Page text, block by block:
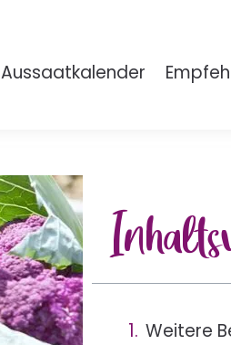
Aussaatkalender
Inhalts
Weitere